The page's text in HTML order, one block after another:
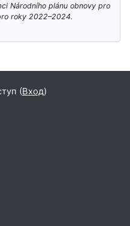
Národního plánu obnovy pro
roky 2022–2024.
(Вход)